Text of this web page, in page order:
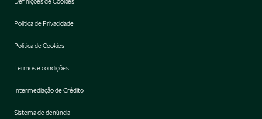
Política de Privacidade
Política de Cookies
Termos e condições
Intermediação de Crédito
Sistema de denúncia